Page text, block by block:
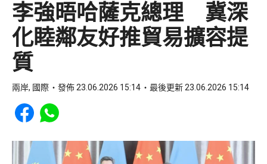
李強晤哈薩克總理 冀深
化睦鄰友好推貿易擴容提
質
兩岸, 國際 發佈 23.06.2026 15:14 最後更新 23.06.2026 15:14
Share to Facebook
Share to WhatsApp